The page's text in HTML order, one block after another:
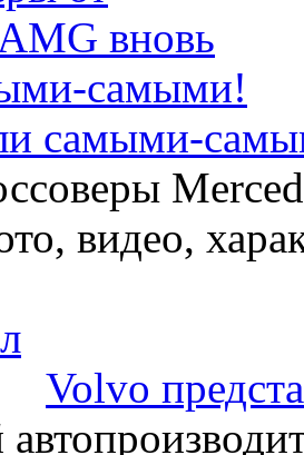
самыми-
видео,
Volvo